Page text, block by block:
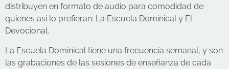
distribuyen en formato de audio para comodidad de
quienes así lo prefieran: La Escuela Dominical y El
Devocional.
La Escuela Dominical tiene una frecuencia semanal, y son
las grabaciones de las sesiones de enseñanza de cada